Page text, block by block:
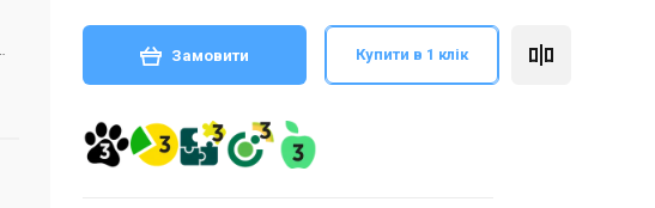
Замовити Купити в 1 клік